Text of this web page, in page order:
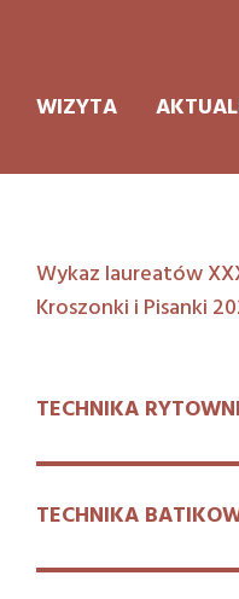
WIZYTA
Wykaz laureatów
Kroszonki i Pisanki
TECHNIKA
TECHNIKA